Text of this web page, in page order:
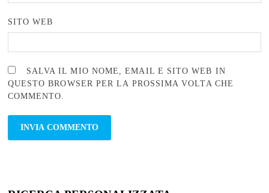
SITO WEB
SALVA IL MIO NOME, EMAIL E SITO WEB IN
QUESTO BROWSER PER LA PROSSIMA VOLTA CHE
COMMENTO.